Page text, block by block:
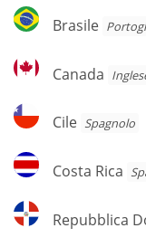
Brasile
Brasile
Canada
Canada
Cile
Cile Spagnolo
Costa
Rica
Costa Rica
Repubblica
Dominicana
Repubblica